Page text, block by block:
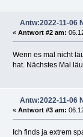
Antw:2022-11-06
«Antwort #2 am:
Wenn es mal nicht
hat. Nächstes Mal
Antw:2022-11-06
«Antwort #3 am:
Ich finds ja extrem